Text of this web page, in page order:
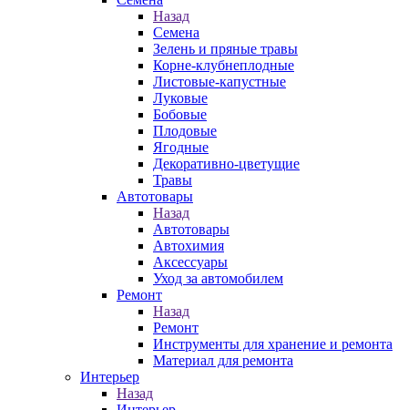
Назад
Семена
Зелень и пряные травы
Корне-клубнеплодные
Листовые-капустные
Луковые
Бобовые
Плодовые
Ягодные
Декоративно-цветущие
Травы
Автотовары
Назад
Автотовары
Автохимия
Аксессуары
Уход за автомобилем
Ремонт
Назад
Ремонт
Инструменты для хранение и ремонта
Материал для ремонта
Интерьер
Назад